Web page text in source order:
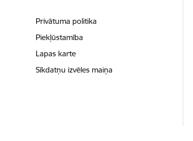
Privātuma politika
Piekļūstamība
Lapas karte
Sīkdatņu izvēles maiņa